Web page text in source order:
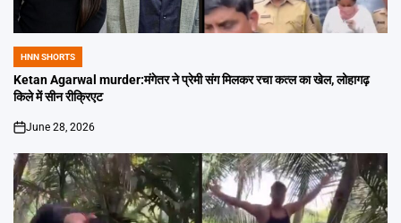
POSTED
IN
HNN SHORTS
Ketan Agarwal murder:मंगेतर ने प्रेमी संग मिलकर रचा कत्ल का खेल, लोहागढ़
किले में सीन रीक्रिएट
on
June 28, 2026